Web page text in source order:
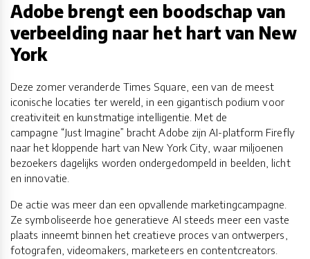
Adobe brengt een boodschap van
verbeelding naar het hart van New
York
Deze zomer veranderde Times Square, een van de meest
iconische locaties ter wereld, in een gigantisch podium voor
creativiteit en kunstmatige intelligentie. Met de
campagne “Just Imagine” bracht Adobe zijn AI-platform Firefly
naar het kloppende hart van New York City, waar miljoenen
bezoekers dagelijks worden ondergedompeld in beelden, licht
en innovatie.
De actie was meer dan een opvallende marketingcampagne.
Ze symboliseerde hoe generatieve AI steeds meer een vaste
plaats inneemt binnen het creatieve proces van ontwerpers,
fotografen, videomakers, marketeers en contentcreators.